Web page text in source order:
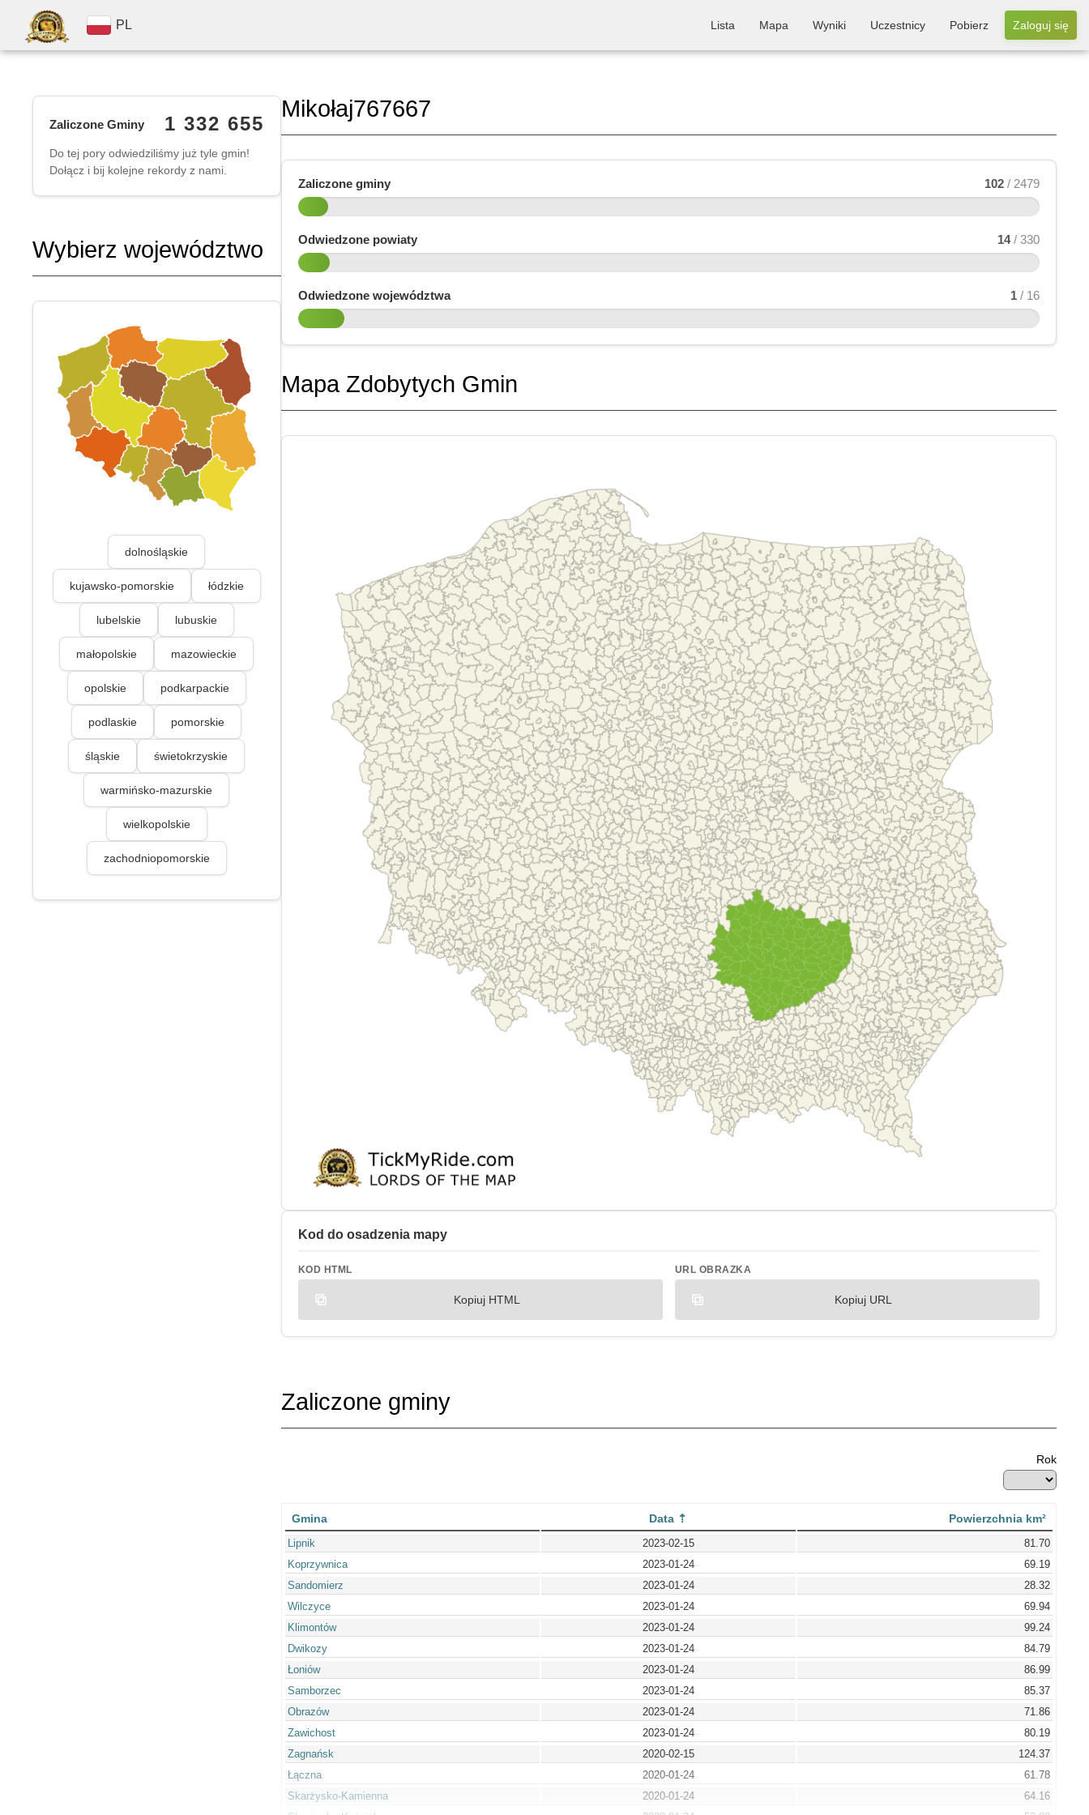
PL Lista Mapa Wyniki Uczestnicy Pobierz Zaloguj się
Zaliczone Gminy 1 332 655
Do tej pory odwiedziliśmy już tyle gmin!
Dołącz i bij kolejne rekordy z nami.
Wybierz województwo
dolnośląskie
kujawsko-pomorskie łódzkie
lubelskie lubuskie
małopolskie mazowieckie
opolskie podkarpackie
podlaskie pomorskie
śląskie świetokrzyskie
warmińsko-mazurskie
wielkopolskie
zachodniopomorskie
Mikołaj767667
Zaliczone gminy 102 / 2479
Odwiedzone powiaty 14 / 330
Odwiedzone województwa 1 / 16
Mapa Zdobytych Gmin
Kod do osadzenia mapy
KOD HTML
Kopiuj HTML
URL OBRAZKA
Kopiuj URL
Zaliczone gminy
Rok
Gmina Data Powierzchnia km²
Lipnik 2023-02-15
81.70
Koprzywnica
2023-01-24
69.19
Sandomierz
2023-01-24
28.32
Wilczyce
2023-01-24
69.94
Klimontów
2023-01-24
99.24
Dwikozy
2023-01-24
84.79
Łoniów
2023-01-24
86.99
Samborzec
2023-01-24
85.37
Obrazów
2023-01-24
71.86
Zawichost
2023-01-24
80.19
Zagnańsk
2020-02-15
124.37
Łączna
2020-01-24
61.78
Skarżysko-Kamienna
2020-01-24
64.16